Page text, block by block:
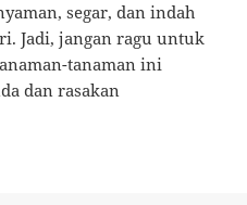
segar, dan indah
Jadi, jangan ragu untuk
tanaman ini
dan rasakan